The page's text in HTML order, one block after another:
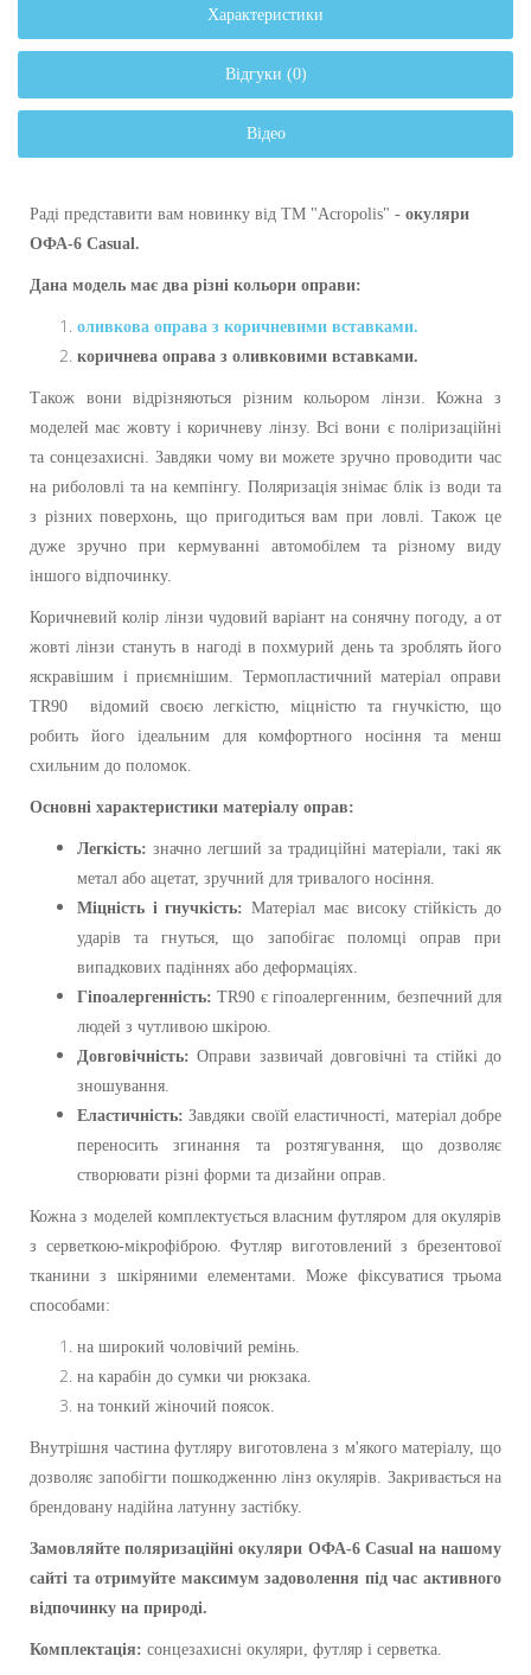
Характеристики
Відгуки (0)
Відео
Раді представити вам новинку від ТМ "Acropolis" - окуляри
ОФА-6 Casual.
Дана модель має два різні кольори оправи:
оливкова оправа з коричневими вставками.
коричнева оправа з оливковими вставками.
Також вони відрізняються різним кольором лінзи. Кожна з
моделей має жовту і коричневу лінзу. Всі вони є поліризаційні
та сонцезахисні. Завдяки чому ви можете зручно проводити час
на риболовлі та на кемпінгу. Поляризація знімає блік із води та
з різних поверхонь, що пригодиться вам при ловлі. Також це
дуже зручно при кермуванні автомобілем та різному виду
іншого відпочинку.
Коричневий колір лінзи чудовий варіант на сонячну погоду, а от
жовті лінзи стануть в нагоді в похмурий день та зроблять його
яскравішим і приємнішим. Термопластичний матеріал оправи
TR90 відомий своєю легкістю, міцністю та гнучкістю, що
робить його ідеальним для комфортного носіння та менш
схильним до поломок.
Основні характеристики матеріалу оправ:
Легкість: значно легший за традиційні матеріали, такі як
метал або ацетат, зручний для тривалого носіння.
Міцність і гнучкість: Матеріал має високу стійкість до
ударів та гнуться, що запобігає поломці оправ при
випадкових падіннях або деформаціях.
Гіпоалергенність: TR90 є гіпоалергенним, безпечний для
людей з чутливою шкірою.
Довговічність: Оправи зазвичай довговічні та стійкі до
зношування.
Еластичність: Завдяки своїй еластичності, матеріал добре
переносить згинання та розтягування, що дозволяє
створювати різні форми та дизайни оправ.
Кожна з моделей комплектується власним футляром для окулярів
з серветкою-мікрофіброю. Футляр виготовлений з брезентової
тканини з шкіряними елементами. Може фіксуватися трьома
способами:
на широкий чоловічий ремінь.
на карабін до сумки чи рюкзака.
на тонкий жіночий поясок.
Внутрішня частина футляру виготовлена з м'якого матеріалу, що
дозволяє запобігти пошкодженню лінз окулярів. Закривається на
брендовану надійна латунну застібку.
Замовляйте поляризаційні окуляри ОФА-6 Casual на нашому
сайті та отримуйте максимум задоволення під час активного
відпочинку на природі.
Комплектація: сонцезахисні окуляри, футляр і серветка.